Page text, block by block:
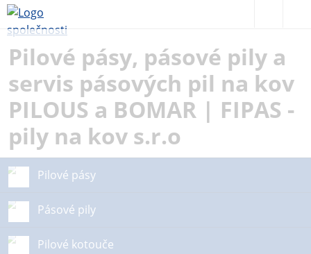
Pilové pásy, pásové pily a
servis pásových pil na kov
PILOUS a BOMAR | FIPAS -
pily na kov s.r.o
Pilové pásy
Pásové pily
Pilové kotouče